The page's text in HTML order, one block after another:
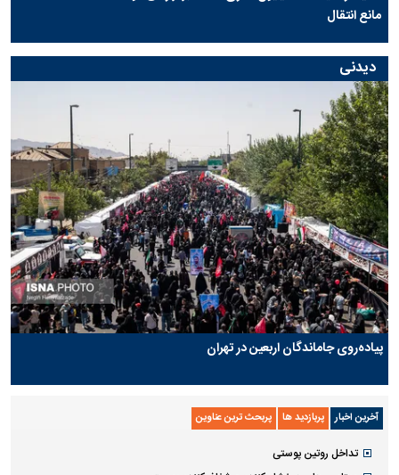
مانع انتقال
دیدنی
پیاده‌روی جاماندگان اربعین در تهران
آخرین اخبار پربازدید ها پربحث ترین عناوین
تداخل روتین پوستی